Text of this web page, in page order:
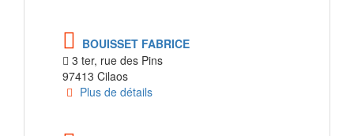
BOUISSET FABRICE
3 ter, rue des Pins
97413 Cilaos
Plus de détails